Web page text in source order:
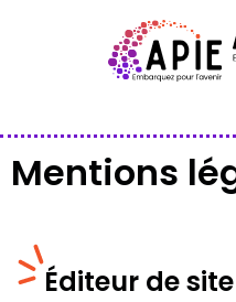
Mentions
Éditeur de site